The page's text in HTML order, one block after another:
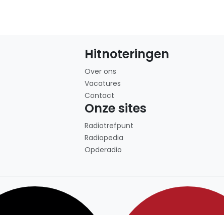
Hitnoteringen
Over ons
Vacatures
Contact
Onze sites
Radiotrefpunt
Radiopedia
Opderadio